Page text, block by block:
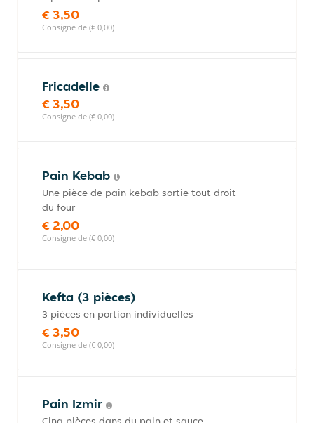
€ 3,50
Consigne de (€ 0,00)
Fricadelle
€ 3,50
Consigne de (€ 0,00)
Pain Kebab
Une pièce de pain kebab sortie tout droit
du four
€ 2,00
Consigne de (€ 0,00)
Kefta (3 pièces)
3 pièces en portion individuelles
€ 3,50
Consigne de (€ 0,00)
Pain Izmir